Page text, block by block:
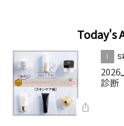
Today's
1
2026
診断